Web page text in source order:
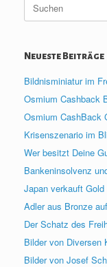
nach:
Neueste Beiträge
Bildnisminiatur im
Osmium Cashback
Osmium CashBack
Krisenszenario im
Wer besitzt Deine
Bankeninsolvenz
Japan verkauft Gold
Adler aus Bronze
Der Schatz des
Bilder von Diversen
Bilder von Josef